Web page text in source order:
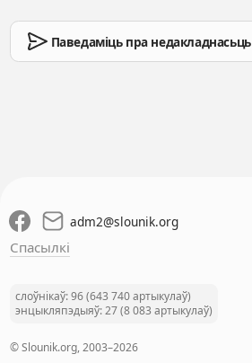
Паведаміць пра недакладнасьць
adm2@slounik.org
Спасылкі
слоўнікаў: 96 (643 740 артыкулаў)
энцыкляпэдыяў: 27 (8 083 артыкулаў)
© Slounik.org, 2003–2026